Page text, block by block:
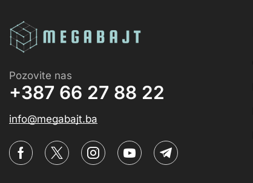
Pozovite nas
+387 66 27 88 22
info@megabajt.ba